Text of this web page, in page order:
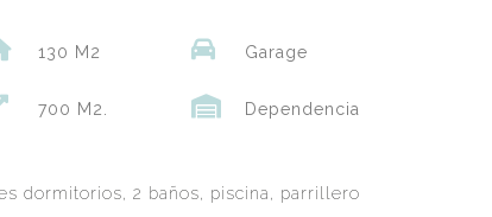
130 M2 Garage
700 M2. Dependencia
dormitorios, 2 baños, piscina, parrillero